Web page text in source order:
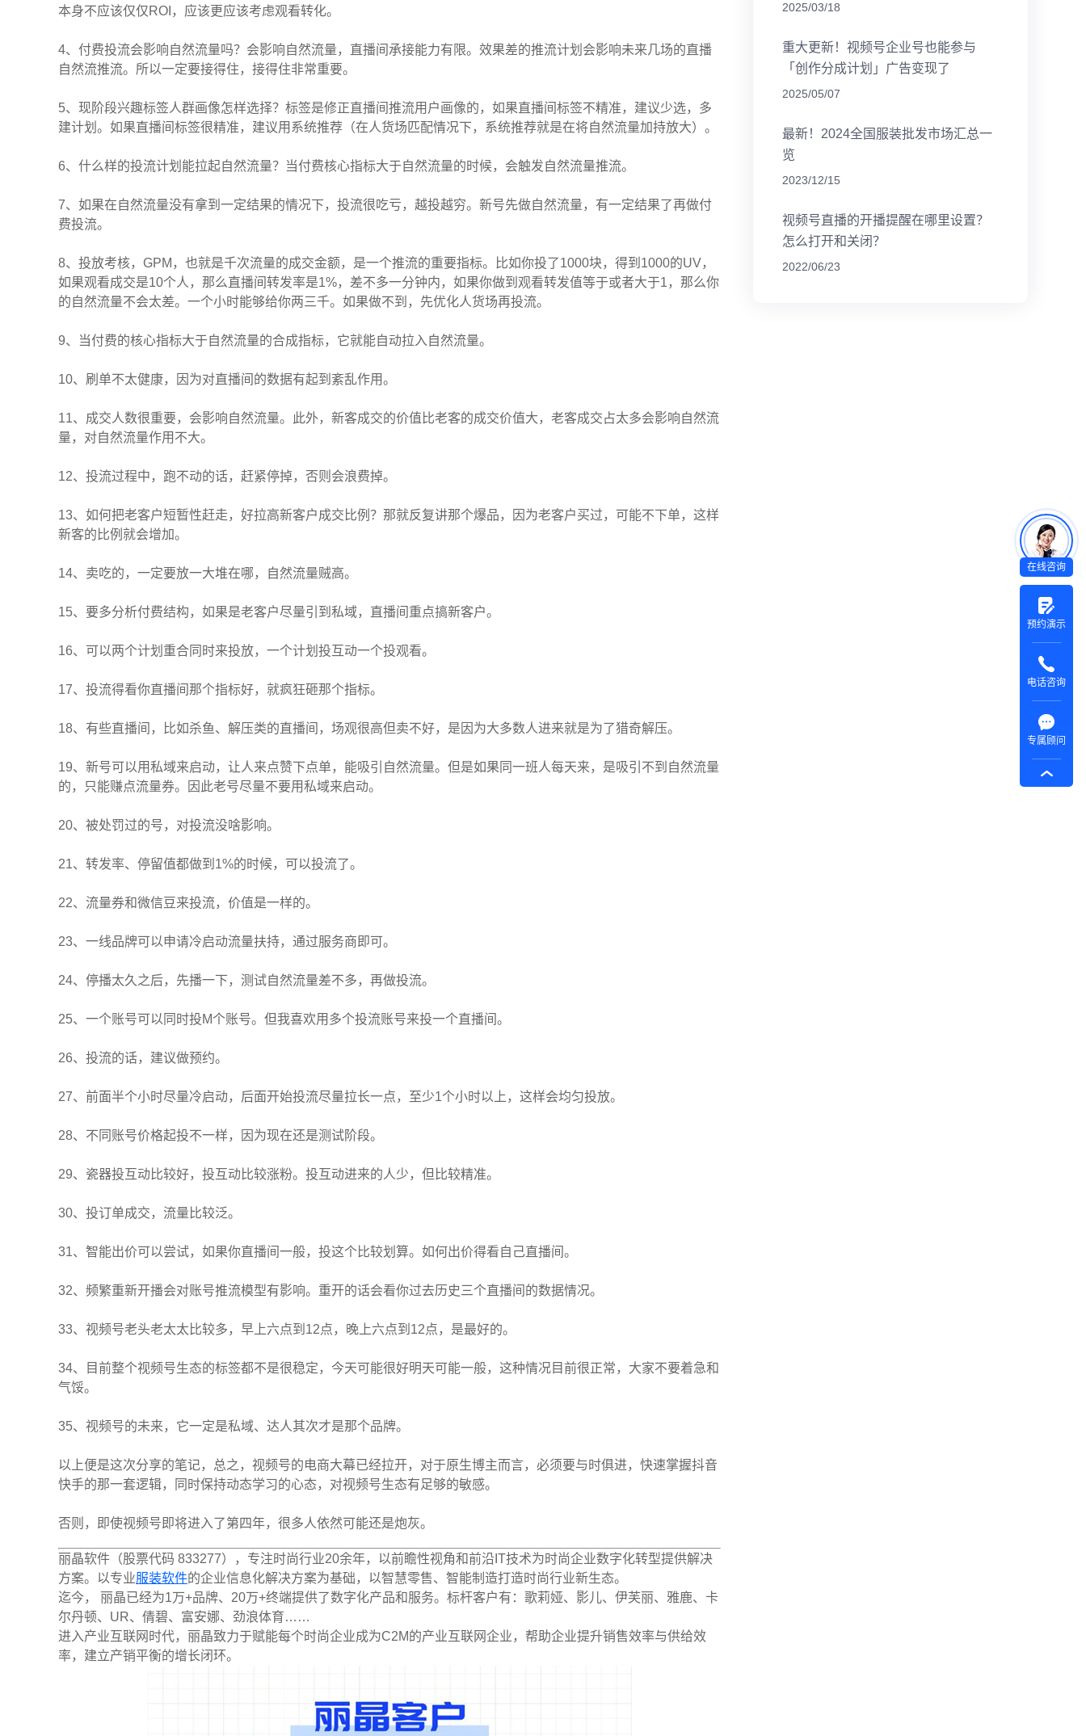
本身不应该仅仅ROI，应该更应该考虑观看转化。
4、付费投流会影响自然流量吗？会影响自然流量，直播间承接能力有限。效果差的推流计划会影响未来几场的直播
自然流推流。所以一定要接得住，接得住非常重要。
5、现阶段兴趣标签人群画像怎样选择？标签是修正直播间推流用户画像的，如果直播间标签不精准，建议少选，多
建计划。如果直播间标签很精准，建议用系统推荐（在人货场匹配情况下，系统推荐就是在将自然流量加持放大）。
6、什么样的投流计划能拉起自然流量？当付费核心指标大于自然流量的时候，会触发自然流量推流。
7、如果在自然流量没有拿到一定结果的情况下，投流很吃亏，越投越穷。新号先做自然流量，有一定结果了再做付
费投流。
8、投放考核，GPM，也就是千次流量的成交金额，是一个推流的重要指标。比如你投了1000块，得到1000的UV，
如果观看成交是10个人，那么直播间转发率是1%，差不多一分钟内，如果你做到观看转发值等于或者大于1，那么你
的自然流量不会太差。一个小时能够给你两三千。如果做不到，先优化人货场再投流。
9、当付费的核心指标大于自然流量的合成指标，它就能自动拉入自然流量。
10、刷单不太健康，因为对直播间的数据有起到紊乱作用。
11、成交人数很重要，会影响自然流量。此外，新客成交的价值比老客的成交价值大，老客成交占太多会影响自然流
量，对自然流量作用不大。
12、投流过程中，跑不动的话，赶紧停掉，否则会浪费掉。
13、如何把老客户短暂性赶走，好拉高新客户成交比例？那就反复讲那个爆品，因为老客户买过，可能不下单，这样
新客的比例就会增加。
14、卖吃的，一定要放一大堆在哪，自然流量贼高。
15、要多分析付费结构，如果是老客户尽量引到私域，直播间重点搞新客户。
16、可以两个计划重合同时来投放，一个计划投互动一个投观看。
17、投流得看你直播间那个指标好，就疯狂砸那个指标。
18、有些直播间，比如杀鱼、解压类的直播间，场观很高但卖不好，是因为大多数人进来就是为了猎奇解压。
19、新号可以用私域来启动，让人来点赞下点单，能吸引自然流量。但是如果同一班人每天来，是吸引不到自然流量
的，只能赚点流量券。因此老号尽量不要用私域来启动。
20、被处罚过的号，对投流没啥影响。
21、转发率、停留值都做到1%的时候，可以投流了。
22、流量券和微信豆来投流，价值是一样的。
23、一线品牌可以申请冷启动流量扶持，通过服务商即可。
24、停播太久之后，先播一下，测试自然流量差不多，再做投流。
25、一个账号可以同时投M个账号。但我喜欢用多个投流账号来投一个直播间。
26、投流的话，建议做预约。
27、前面半个小时尽量冷启动，后面开始投流尽量拉长一点，至少1个小时以上，这样会均匀投放。
28、不同账号价格起投不一样，因为现在还是测试阶段。
29、瓷器投互动比较好，投互动比较涨粉。投互动进来的人少，但比较精准。
30、投订单成交，流量比较泛。
31、智能出价可以尝试，如果你直播间一般，投这个比较划算。如何出价得看自己直播间。
32、频繁重新开播会对账号推流模型有影响。重开的话会看你过去历史三个直播间的数据情况。
33、视频号老头老太太比较多，早上六点到12点，晚上六点到12点，是最好的。
34、目前整个视频号生态的标签都不是很稳定，今天可能很好明天可能一般，这种情况目前很正常，大家不要着急和
气馁。
35、视频号的未来，它一定是私域、达人其次才是那个品牌。
以上便是这次分享的笔记，总之，视频号的电商大幕已经拉开，对于原生博主而言，必须要与时俱进，快速掌握抖音
快手的那一套逻辑，同时保持动态学习的心态，对视频号生态有足够的敏感。
否则，即使视频号即将进入了第四年，很多人依然可能还是炮灰。
丽晶软件（股票代码 833277），专注时尚行业20余年，以前瞻性视角和前沿IT技术为时尚企业数字化转型提供解决
方案。以专业服装软件的企业信息化解决方案为基础，以智慧零售、智能制造打造时尚行业新生态。
迄今， 丽晶已经为1万+品牌、20万+终端提供了数字化产品和服务。标杆客户有：歌莉娅、影儿、伊芙丽、雅鹿、卡
尔丹顿、UR、倩碧、富安娜、劲浪体育……
进入产业互联网时代，丽晶致力于赋能每个时尚企业成为C2M的产业互联网企业，帮助企业提升销售效率与供给效
率，建立产销平衡的增长闭环。
2025/03/18
重大更新！视频号企业号也能参与
「创作分成计划」广告变现了
2025/05/07
最新！2024全国服装批发市场汇总一
览
2023/12/15
视频号直播的开播提醒在哪里设置？
怎么打开和关闭？
2022/06/23
在线咨询
预约演示
电话咨询
专属顾问